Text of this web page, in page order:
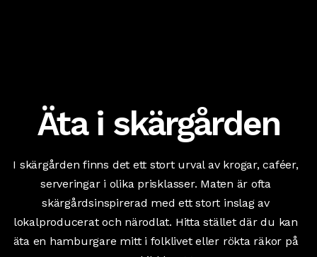
Äta i skärgården
I skärgården finns det ett stort urval av krogar, caféer,
serveringar i olika prisklasser. Maten är ofta
skärgårdsinspirerad med ett stort inslag av
lokalproducerat och närodlat. Hitta stället där du kan
äta en hamburgare mitt i folklivet eller rökta räkor på